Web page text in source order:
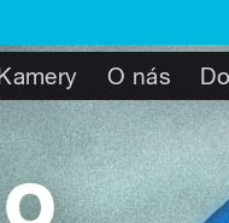
O nás